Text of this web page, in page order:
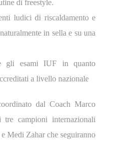
di freestyle.
ludici di riscaldamento e
in sella e su una
gli esami IUF in quanto
a livello nazionale
dal Coach Marco
tre campioni internazionali
Medi Zahar che seguiranno